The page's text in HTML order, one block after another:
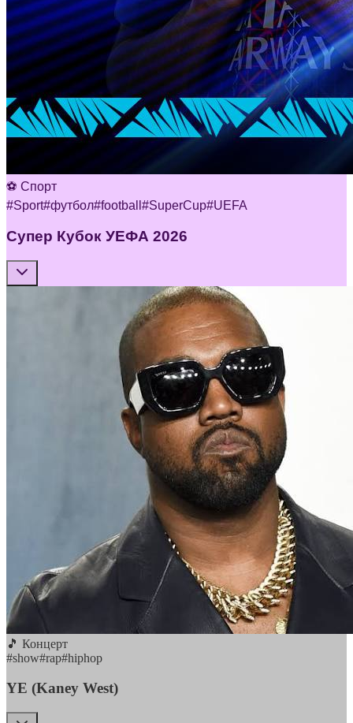
⚽ Спорт
#Sport#футбол#football #SuperCup#UEFA
Супер Кубок УЕФА 2026
🎵 Концерт
#show#rap#hiphop
YE (Kaney West)